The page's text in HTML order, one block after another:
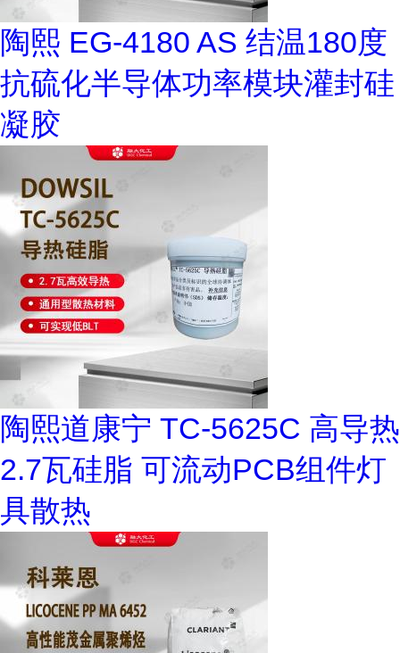
陶熙 EG-4180 AS 结温180度
抗硫化半导体功率模块灌封硅
凝胶
陶熙道康宁 TC-5625C 高导热
2.7瓦硅脂 可流动PCB组件灯
具散热